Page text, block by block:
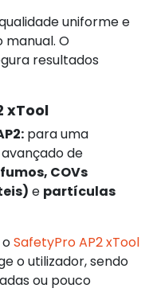
uniforme e
manual. O
resultados
xTool
para uma
de
fumos, COVs
e partículas
SafetyPro AP2 xTool
o utilizador, sendo
ou pouco